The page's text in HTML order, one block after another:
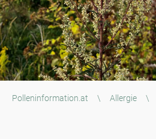
Polleninformation.at \ Allergie \